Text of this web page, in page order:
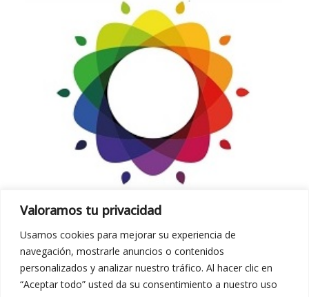
Valoramos tu privacidad
Usamos cookies para mejorar su experiencia de
navegación, mostrarle anuncios o contenidos
personalizados y analizar nuestro tráfico. Al hacer clic en
“Aceptar todo” usted da su consentimiento a nuestro uso